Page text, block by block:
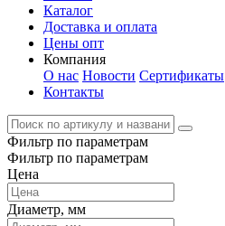
Каталог
Доставка и оплата
Цены опт
Компания
О нас Новости Сертификаты
Контакты
Фильтр по параметрам
Фильтр по параметрам
Цена
Диаметр, мм